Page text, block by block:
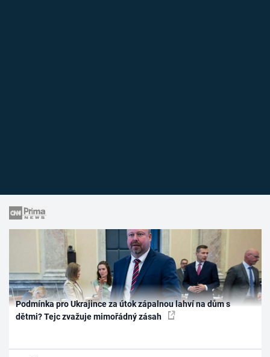
Podmínka pro Ukrajince za útok zápalnou lahví na dům s
dětmi? Tejc zvažuje mimořádný zásah